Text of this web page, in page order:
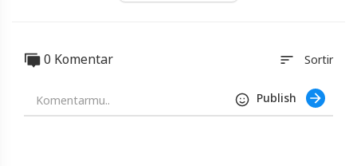
0 Komentar sort Sortir
Publish